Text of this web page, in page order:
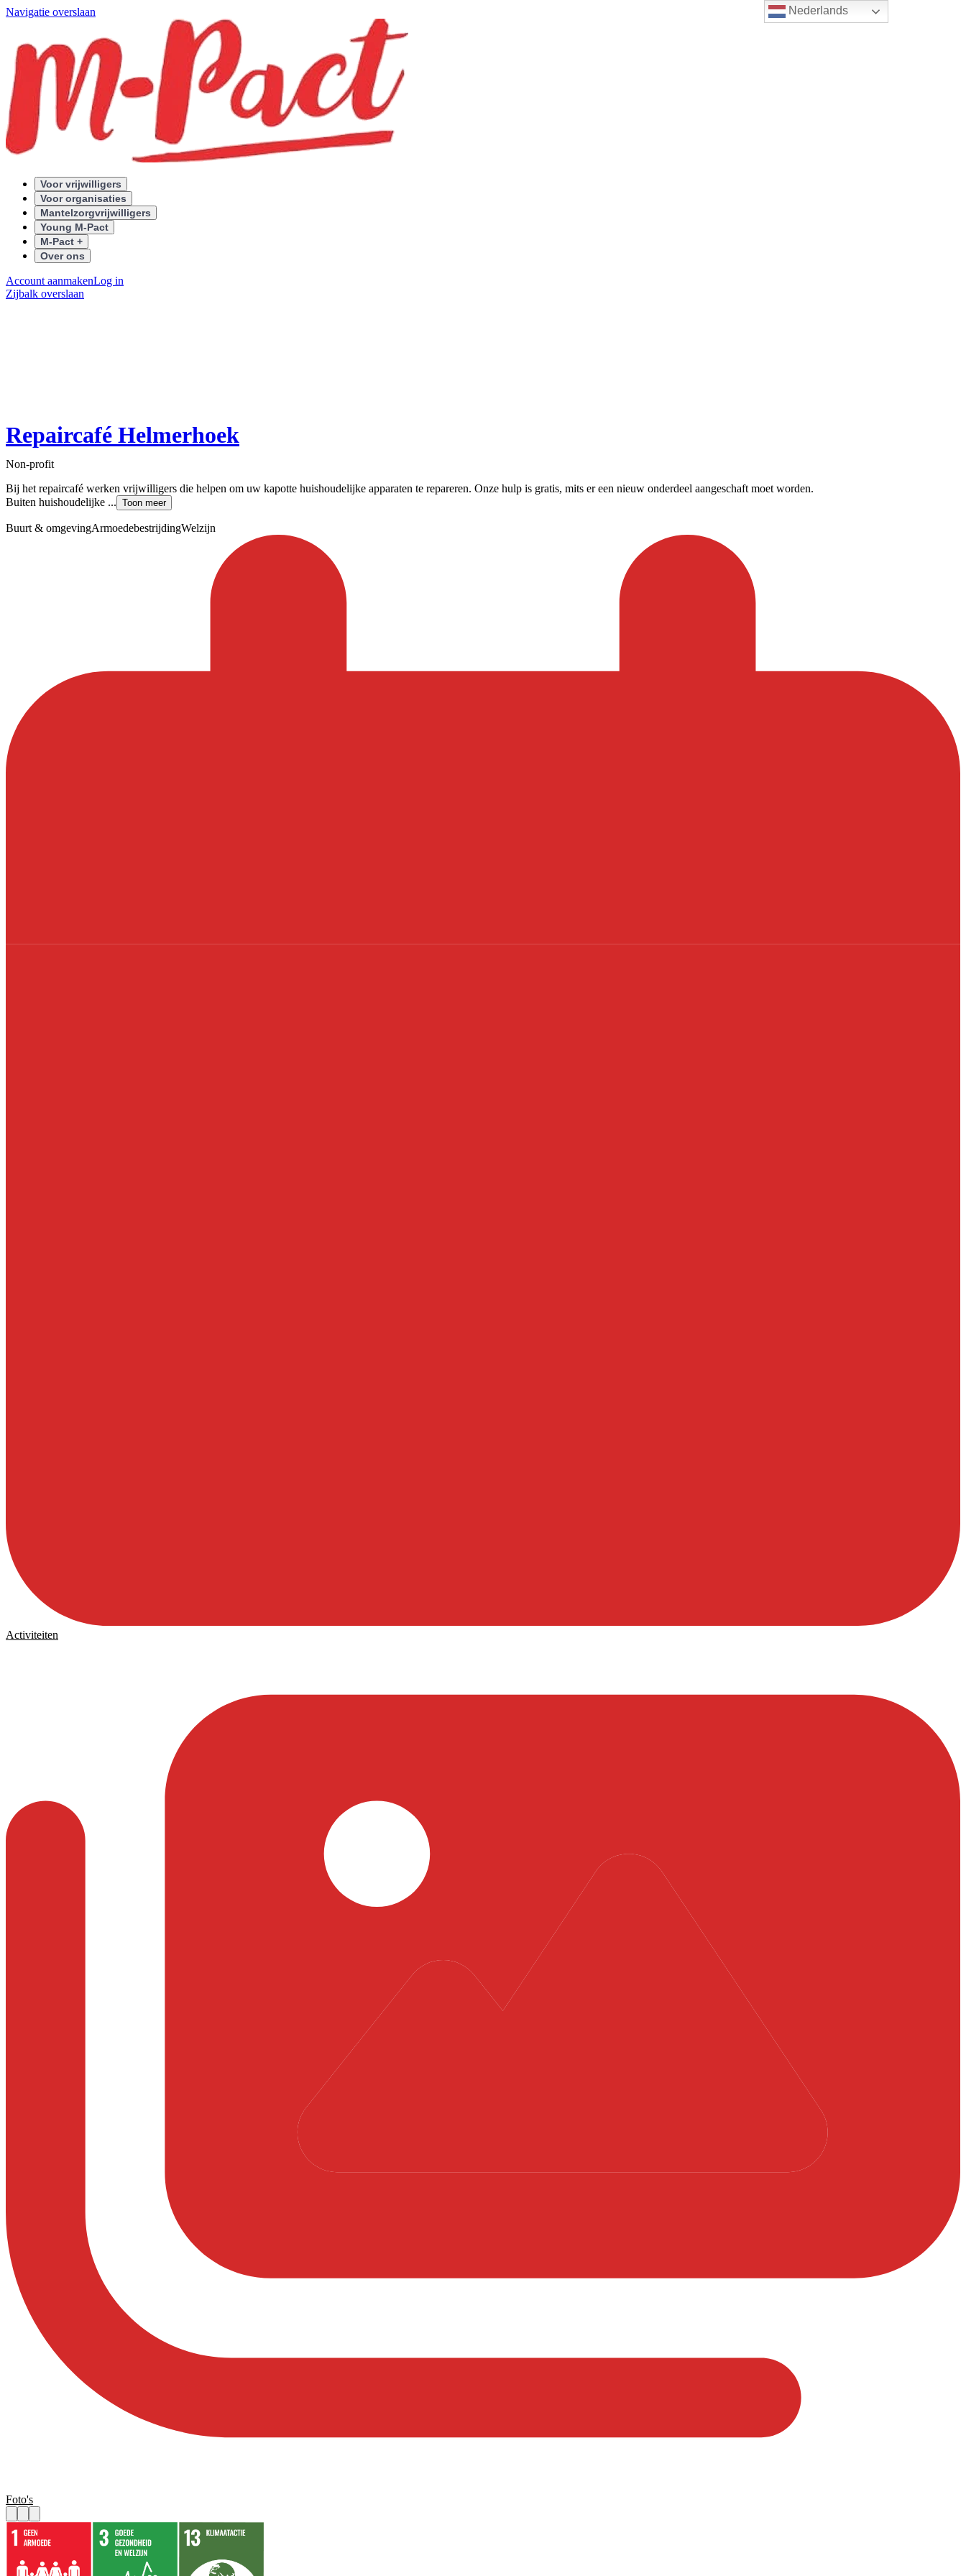
Nederlands
Navigatie overslaan
Voor vrijwilligers
Voor organisaties
Mantelzorgvrijwilligers
Young M-Pact
M-Pact +
Over ons
Account aanmakenLog in
Zijbalk overslaan
Repaircafé Helmerhoek
Non-profit
Bij het repaircafé werken vrijwilligers die helpen om uw kapotte huishoudelijke apparaten te repareren. Onze hulp is gratis, mits er een nieuw onderdeel aangeschaft moet worden.
Buiten huishoudelijke ... Toon meer
Buurt & omgevingArmoedebestrijdingWelzijn
Activiteiten
Foto's